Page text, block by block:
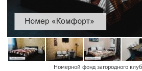
Номерной фонд загородного